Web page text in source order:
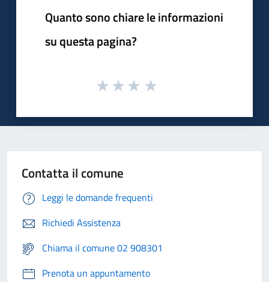
Quanto sono chiare le informazioni
su questa pagina?
Contatta il comune
Leggi le domande frequenti
Richiedi Assistenza
Chiama il comune 02 908301
Prenota un appuntamento